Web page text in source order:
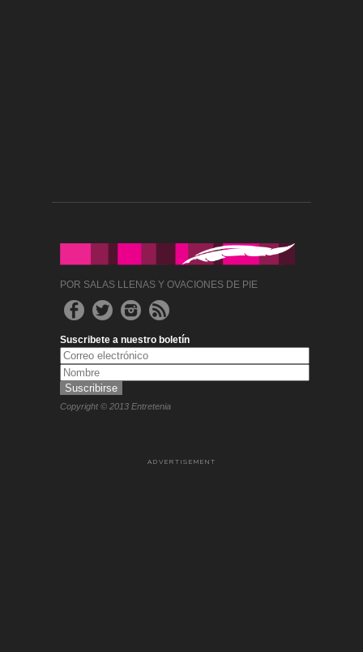
POR SALAS LLENAS Y OVACIONES DE PIE
Suscribete a nuestro boletín
Copyright © 2013 Entretenia
ADVERTISEMENT